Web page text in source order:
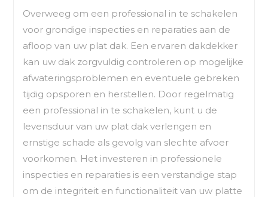
Overweeg om een professional in te schakelen
voor grondige inspecties en reparaties aan de
afloop van uw plat dak. Een ervaren dakdekker
kan uw dak zorgvuldig controleren op mogelijke
afwateringsproblemen en eventuele gebreken
tijdig opsporen en herstellen. Door regelmatig
een professional in te schakelen, kunt u de
levensduur van uw plat dak verlengen en
ernstige schade als gevolg van slechte afvoer
voorkomen. Het investeren in professionele
inspecties en reparaties is een verstandige stap
om de integriteit en functionaliteit van uw platte